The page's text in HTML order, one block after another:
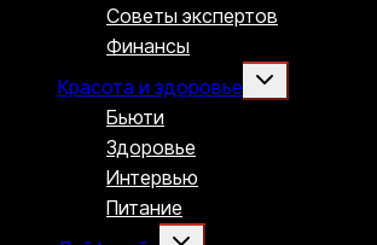
Советы экспертов
Финансы
Красота и здоровье
дочернее
меню
Бьюти
Здоровье
Интервью
Питание